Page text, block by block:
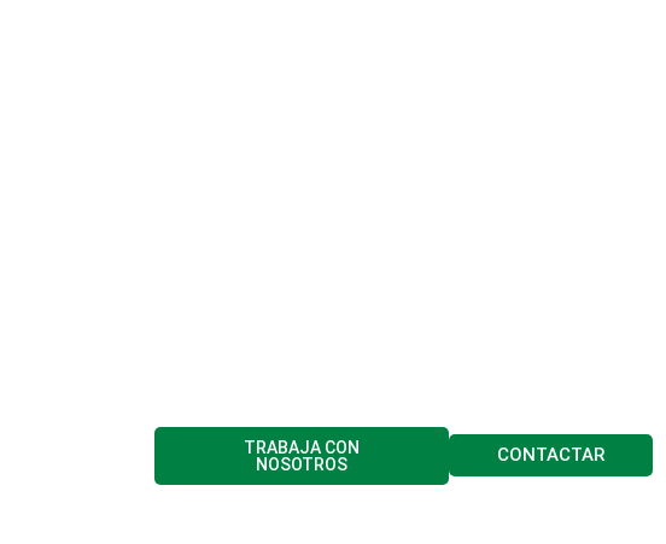
TRABAJA CON
NOSOTROS
CONTACTAR